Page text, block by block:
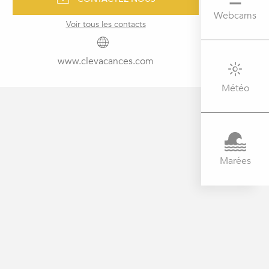
Webcams
Météo
Marées
Voir tous les contacts
www.clevacances.com